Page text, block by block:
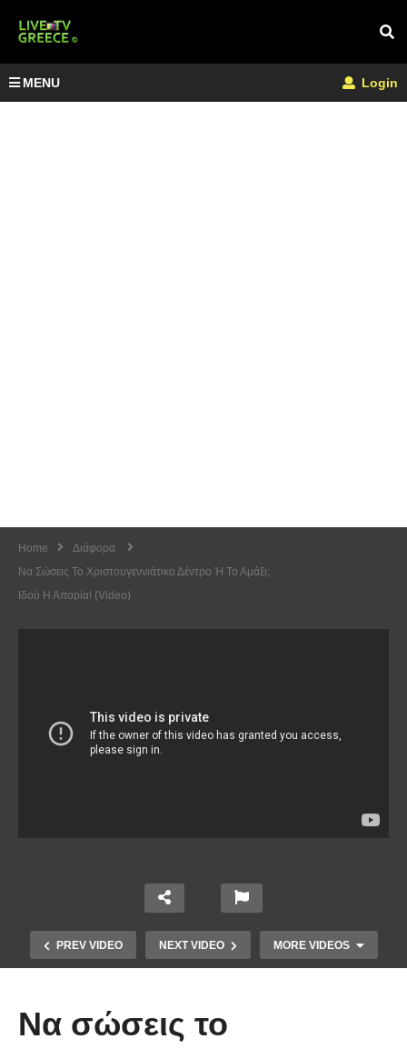
MENU Login
Home
Διάφορα
Να Σώσεις Το Χριστουγεννιάτικο Δέντρο Ή Το Αμάξι;
Ιδού Η Απορία! (Video)
PREV VIDEO NEXT VIDEO MORE VIDEOS
Να σώσεις το